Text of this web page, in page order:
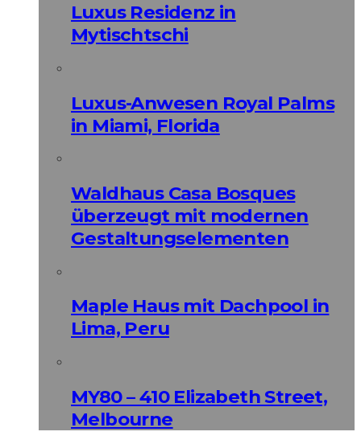
Luxus Residenz in
Mytischtschi
Luxus-Anwesen Royal Palms
in Miami, Florida
Waldhaus Casa Bosques
überzeugt mit modernen
Gestaltungselementen
Maple Haus mit Dachpool in
Lima, Peru
MY80 – 410 Elizabeth Street,
Melbourne